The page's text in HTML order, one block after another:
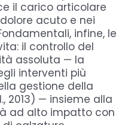
il carico articolare
acuto e nei
infine, le
il controllo del
assoluta — la
interventi più
gestione della
2013) — insieme alla
ad alto impatto con